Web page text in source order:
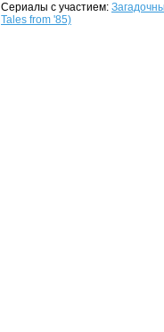
Сериалы с участием:
Tales from '85)